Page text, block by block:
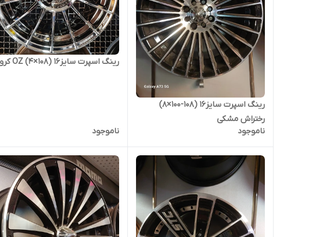
رینگ اسپرت سایز۱۶ (۱۰۸-۱۰۰×۸)
رختراش مشکی
ناموجود
رینگ اسپرت سایز۱۶ (۱۰۸×۴) OZ کروم
ناموجود